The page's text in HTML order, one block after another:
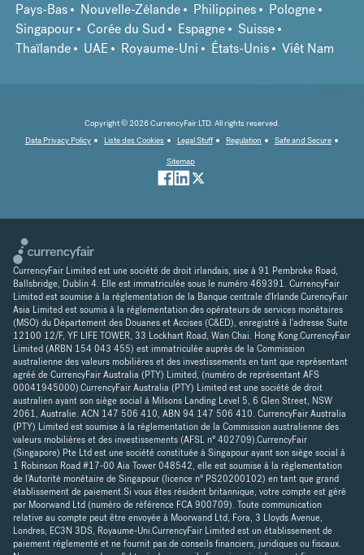
Pays-Bas
Nouvelle-Zélande Philippines
Pologne
Singapour
Corée du Sud Espagne
Suisse
Thaïlande
UAE Royaume-Uni États-Unis Viêt Nam
Copyright © 2026 CurrencyFair LTD. All rights reserved.
Data Privacy Policy
Liste des Cookies Legal Stuff Regulation
Safe and Secure
Sitemap
CurrencyFair Limited est une société de droit irlandais, sise à 91 Pembroke Road,
Ballsbridge, Dublin 4. Elle est immatriculée sous le numéro 469391. CurrencyFair
Limited est soumise à la réglementation de la Banque centrale d'Irlande.CurencyFair
Asia Limited est soumis à la réglementation des opérateurs de services monétaires
(MSO) du Département des Douanes et Accises (C&ED), enregistré à l'adresse Suite
12100 12/F, YF LIFE TOWER, 33 Lockhart Road, Wan Chai. Hong Kong.CurrencyFair
Limited (ARBN 154 043 455) est immatriculée auprès de la Commission
australienne des valeurs mobilières et des investissements en tant que représentant
agréé de CurrencyFair Australia (PTY) Limited, (numéro de représentant AFS
00041945000).CurrencyFair Australia (PTY) Limited est une société de droit
australien ayant son siège social à Milsons Landing Level 5, 6 Glen Street, NSW
2061, Australie. ACN 147 506 410, ABN 94 147 506 410. CurrencyFair Australia
(PTY) Limited est soumise à la réglementation de la Commission australienne des
valeurs mobilières et des investissements (AFSL n° 402709).CurrencyFair
(Singapore) Pte Ltd est une société constituée à Singapour ayant son siège social à
1 Robinson Road #17-00 Aia Tower 048542, elle est soumise à la réglementation
de l'Autorité monétaire de Singapour (licence n° PS20200102) en tant que grand
établissement de paiement.Si vous êtes résident britannique, votre compte est géré
par Moorwand Ltd (numéro de référence FCA 900709). Toute communication
relative au compte peut être envoyée à Moorwand Ltd, Fora, 3 Lloyds Avenue,
Londres, EC3N 3DS, Royaume-Uni.CurrencyFair Limited est un établissement de
paiement réglementé et ne fournit pas de conseils financiers, juridiques ou fiscaux.